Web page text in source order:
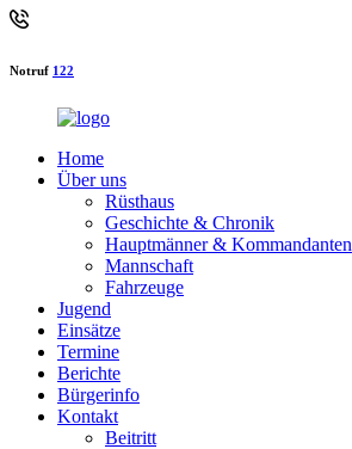
Notruf 122
Home
Über uns
Rüsthaus
Geschichte & Chronik
Hauptmänner & Kommandanten
Mannschaft
Fahrzeuge
Jugend
Einsätze
Termine
Berichte
Bürgerinfo
Kontakt
Beitritt